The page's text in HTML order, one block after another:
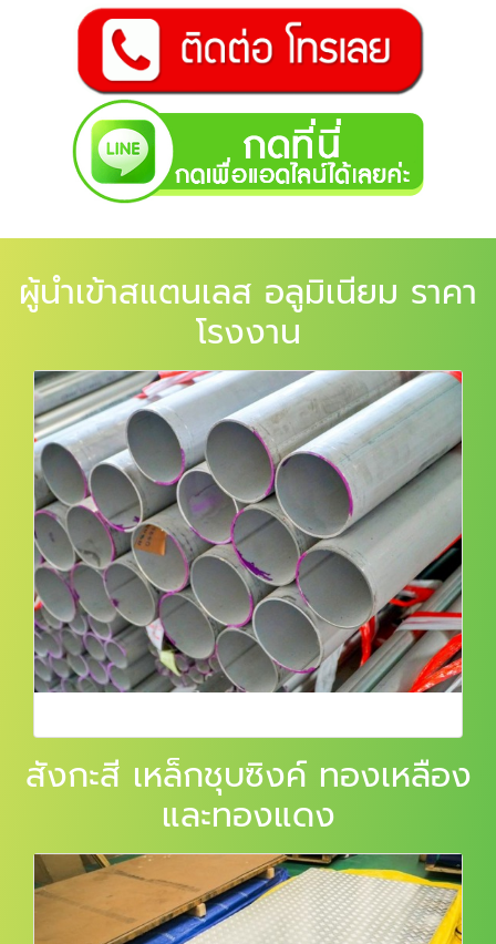
ผู้นำเข้าสแตนเลส อลูมิเนียม ราคา
โรงงาน
สังกะสี เหล็กชุบซิงค์ ทองเหลือง
และทองแดง